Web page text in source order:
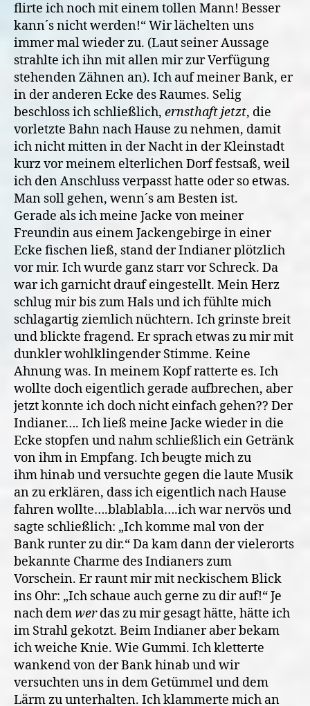
flirte ich noch mit einem tollen Mann! Besser
kann´s nicht werden!“ Wir lächelten uns
immer mal wieder zu. (Laut seiner Aussage
strahlte ich ihn mit allen mir zur Verfügung
stehenden Zähnen an). Ich auf meiner Bank, er
in der anderen Ecke des Raumes. Selig
beschloss ich schließlich, ernsthaft jetzt, die
vorletzte Bahn nach Hause zu nehmen, damit
ich nicht mitten in der Nacht in der Kleinstadt
kurz vor meinem elterlichen Dorf festsaß, weil
ich den Anschluss verpasst hatte oder so etwas.
Man soll gehen, wenn´s am Besten ist.
Gerade als ich meine Jacke von meiner
Freundin aus einem Jackengebirge in einer
Ecke fischen ließ, stand der Indianer plötzlich
vor mir. Ich wurde ganz starr vor Schreck. Da
war ich garnicht drauf eingestellt. Mein Herz
schlug mir bis zum Hals und ich fühlte mich
schlagartig ziemlich nüchtern. Ich grinste breit
und blickte fragend. Er sprach etwas zu mir mit
dunkler wohlklingender Stimme. Keine
Ahnung was. In meinem Kopf ratterte es. Ich
wollte doch eigentlich gerade aufbrechen, aber
jetzt konnte ich doch nicht einfach gehen?? Der
Indianer…. Ich ließ meine Jacke wieder in die
Ecke stopfen und nahm schließlich ein Getränk
von ihm in Empfang. Ich beugte mich zu
ihm hinab und versuchte gegen die laute Musik
an zu erklären, dass ich eigentlich nach Hause
fahren wollte….blablabla….ich war nervös und
sagte schließlich: „Ich komme mal von der
Bank runter zu dir.“ Da kam dann der vielerorts
bekannte Charme des Indianers zum
Vorschein. Er raunt mir mit neckischem Blick
ins Ohr: „Ich schaue auch gerne zu dir auf!“ Je
nach demwerdas zu mir gesagt hätte, hätte ich
im Strahl gekotzt. Beim Indianer aber bekam
ich weiche Knie. Wie Gummi. Ich kletterte
wankend von der Bank hinab und wir
versuchten uns in dem Getümmel und dem
Lärm zu unterhalten. Ich klammerte mich an